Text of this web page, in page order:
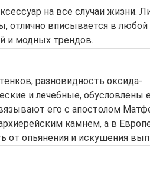
на все случаи жизни.
отлично вписывается в любой
и модных трендов.
разновидность оксида-
и лечебные, обусловлены
его с апостолом
камнем, а в
от опьянения и искушения